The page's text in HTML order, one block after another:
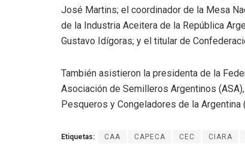
José Martins; el coordinador de la Mesa
de la Industria Aceitera de la República
Gustavo Idígoras; y el titular de
También asistieron la presidenta de la
Asociación de Semilleros Argentinos
Pesqueros y Congeladores de la Argentina
Etiquetas: CAA CAPECA CEC CIARA